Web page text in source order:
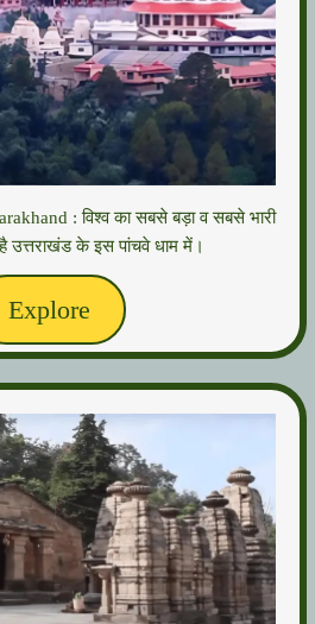
: विश्व का सबसे बड़ा व सबसे भारी
उत्तराखंड के इस पांचवे धाम में।
Explore